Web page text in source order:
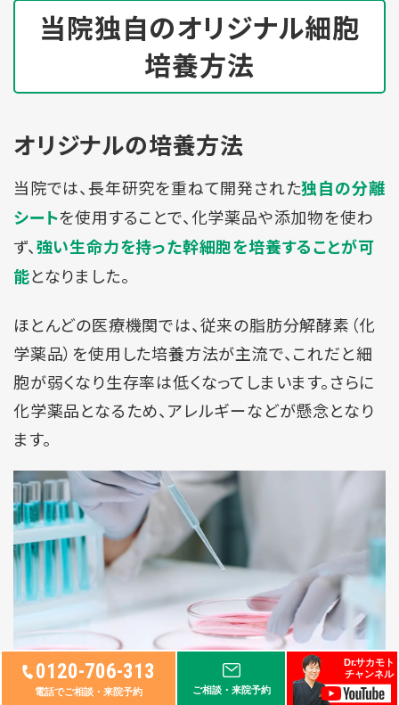
0120-706-313
電話でご相談・来院予約 ご相談・来院予約
Dr.サカモト
チャンネル
当院独自のオリジナル細胞
培養方法
オリジナルの培養方法
当院では、長年研究を重ねて開発された独自の分離
シートを使用することで、化学薬品や添加物を使わ
ず、強い生命力を持った幹細胞を培養することが可
能となりました。
ほとんどの医療機関では、従来の脂肪分解酵素（化
学薬品）を使用した培養方法が主流で、これだと細
胞が弱くなり生存率は低くなってしまいます。さらに
化学薬品となるため、アレルギーなどが懸念となり
ます。